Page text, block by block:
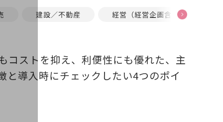
建設／不動産 経営（経営企画含む）
コストを抑え、利便性にも優れた、主
導入時にチェックしたい4つのポイ